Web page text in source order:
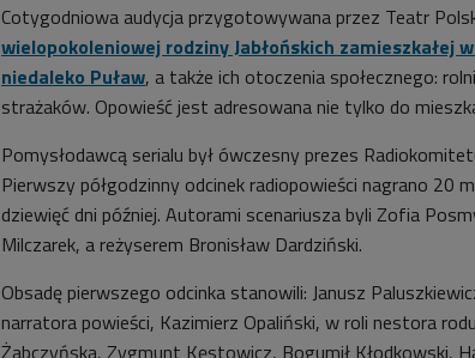
Cotygodniowa audycja przygotowywana przez Teatr
wielopokoleniowej rodziny Jabłońskich zamieszkałej
niedaleko Puław, a także ich otoczenia społecznego:
strażaków. Opowieść jest adresowana nie tylko do
Pomysłodawcą serialu był ówczesny prezes
Pierwszy półgodzinny odcinek radiopowieści nagrano 20
dziewięć dni później. Autorami scenariusza byli Zofia
Milczarek, a reżyserem Bronisław Dardziński.
Obsadę pierwszego odcinka stanowili: Janusz
narratora powieści, Kazimierz Opaliński, w roli nestora
Żabczyńska, Zygmunt Kęstowicz, Bogumił Kłodkowski,